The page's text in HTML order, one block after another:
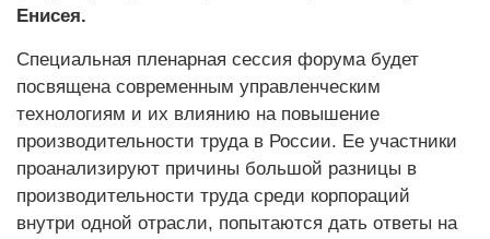
Енисея.
Специальная пленарная сессия форума будет
посвящена современным управленческим
технологиям и их влиянию на повышение
производительности труда в России. Ее участники
проанализируют причины большой разницы в
производительности труда среди корпораций
внутри одной отрасли, попытаются дать ответы на